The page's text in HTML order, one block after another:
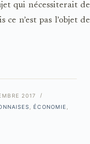
qui nécessiterait de
ce n’est pas l’objet de
2017
, ÉCONOMIE ,